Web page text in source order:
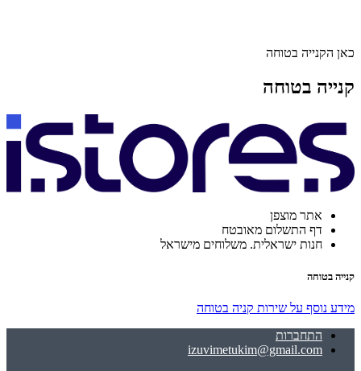
כאן הקנייה בטוחה
קנייה בטוחה
אתר מוצפן
דף התשלום מאובטח
חנות ישראלית. משלוחים מישראל
קנייה בטוחה
מידע נוסף על שירות קניה בטוחה
התחברות
izuvimetukim@gmail.com